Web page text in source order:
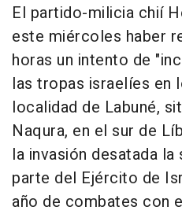
El partido-milicia chií
este miércoles haber
horas un intento de
las tropas israelíes en
localidad de Labuné,
Naqura, en el sur de
la invasión desatada la
parte del Ejército de
año de combates con